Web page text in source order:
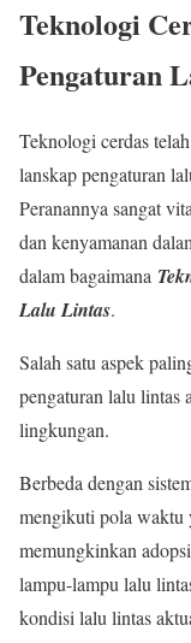
Teknologi
Pengaturan
Teknologi cerdas
lanskap pengaturan
Peranannya sangat
dan kenyamanan
dalam bagaimana
Lalu Lintas.
Salah satu aspek
pengaturan lalu lintas
lingkungan.
Berbeda dengan
mengikuti pola waktu
memungkinkan
lampu-lampu lalu
kondisi lalu lintas